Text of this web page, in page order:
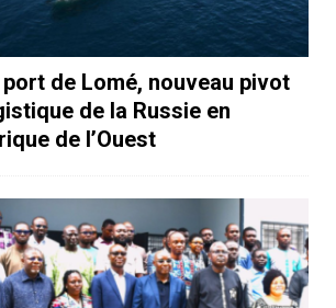
port de Lomé, nouveau pivot
de la Russie en
de l’Ouest